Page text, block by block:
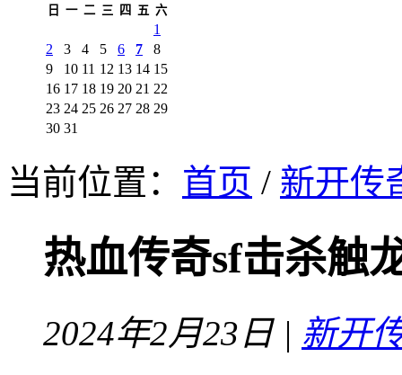
日 一 二 三 四 五 六
1
2
3 4 5 6 7
8
9
10 11 12 13 14 15
16 17 18 19 20 21 22
23 24 25 26 27 28 29
30 31
当前位置： 首页 / 新开传
热血传奇sf击杀触
2024年2月23日 | 新开